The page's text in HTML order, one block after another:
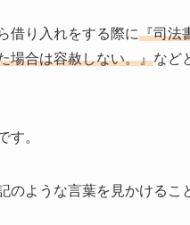
借り入れをする際に『司法
場合は容赦しない。』など
す。
のような言葉を見かけるこ